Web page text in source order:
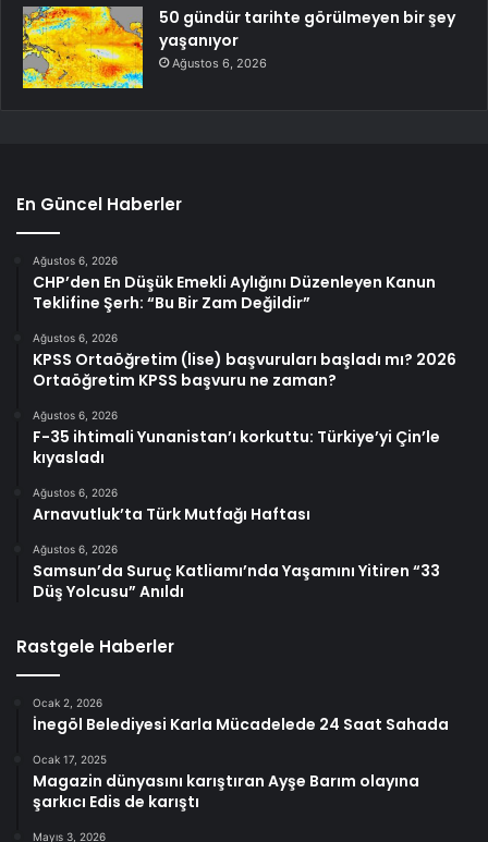
50 gündür tarihte görülmeyen bir şey
yaşanıyor
Ağustos 6, 2026
En Güncel Haberler
Ağustos 6, 2026
CHP’den En Düşük Emekli Aylığını Düzenleyen Kanun
Teklifine Şerh: “Bu Bir Zam Değildir”
Ağustos 6, 2026
KPSS Ortaöğretim (lise) başvuruları başladı mı? 2026
Ortaöğretim KPSS başvuru ne zaman?
Ağustos 6, 2026
F-35 ihtimali Yunanistan’ı korkuttu: Türkiye’yi Çin’le
kıyasladı
Ağustos 6, 2026
Arnavutluk’ta Türk Mutfağı Haftası
Ağustos 6, 2026
Samsun’da Suruç Katliamı’nda Yaşamını Yitiren “33
Düş Yolcusu” Anıldı
Rastgele Haberler
Ocak 2, 2026
İnegöl Belediyesi Karla Mücadelede 24 Saat Sahada
Ocak 17, 2025
Magazin dünyasını karıştıran Ayşe Barım olayına
şarkıcı Edis de karıştı
Mayıs 3, 2026